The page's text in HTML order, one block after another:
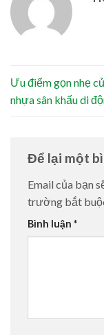
Ưu điểm gọn nhẹ
nhựa sân khấu di
Để lại một
Email của bạn
trường bắt
Bình luận *